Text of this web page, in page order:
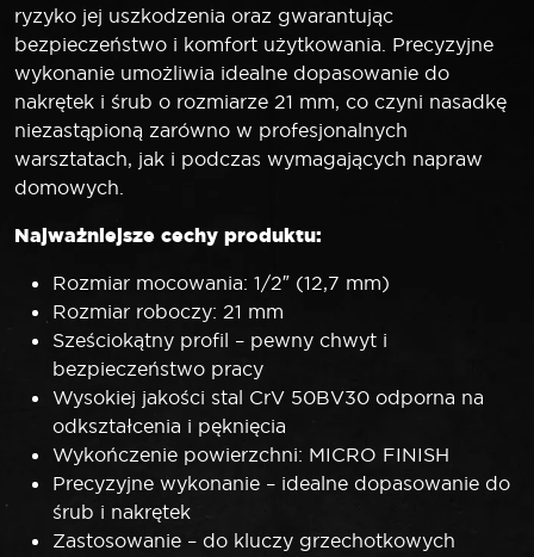
ryzyko jej uszkodzenia oraz gwarantując
bezpieczeństwo i komfort użytkowania. Precyzyjne
wykonanie umożliwia idealne dopasowanie do
nakrętek i śrub o rozmiarze 21 mm, co czyni nasadkę
niezastąpioną zarówno w profesjonalnych
warsztatach, jak i podczas wymagających napraw
domowych.
Najważniejsze cechy produktu:
Rozmiar mocowania: 1/2″ (12,7 mm)
Rozmiar roboczy: 21 mm
Sześciokątny profil – pewny chwyt i
bezpieczeństwo pracy
Wysokiej jakości stal CrV 50BV30 odporna na
odkształcenia i pęknięcia
Wykończenie powierzchni: MICRO FINISH
Precyzyjne wykonanie – idealne dopasowanie do
śrub i nakrętek
Zastosowanie – do kluczy grzechotkowych